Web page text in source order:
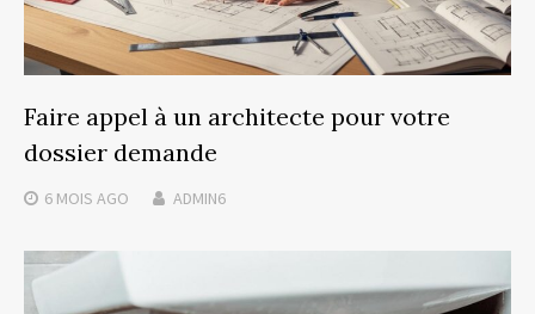
Faire appel à un architecte pour votre
dossier demande
6 MOIS AGO ADMIN6